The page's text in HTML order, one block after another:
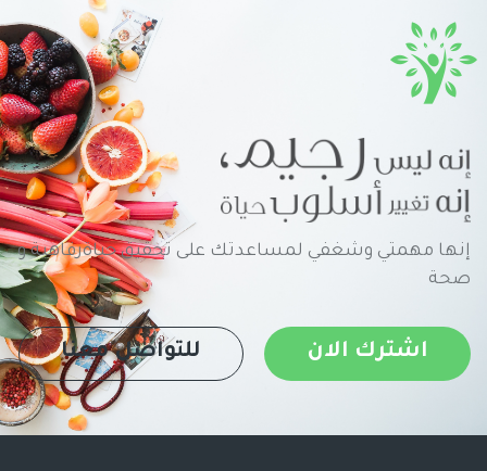
إنها مهمتي وشغفي لمساعدتك على تحقيق حياةرفاهية و
صحة
اشترك الان للتواصل معنا